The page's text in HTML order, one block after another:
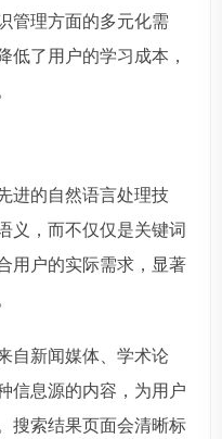
管理方面的多元化需
低了用户的学习成本，
进的自然语言处理技
义，而不仅仅是关键词
用户的实际需求，显著
自新闻媒体、学术论
信息源的内容，为用户
搜索结果页面会清晰标